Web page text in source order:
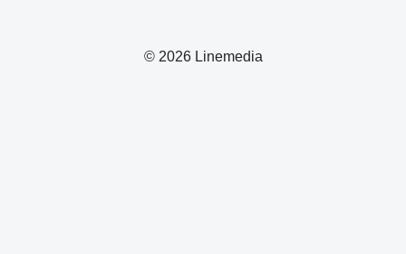
© 2026 Linemedia